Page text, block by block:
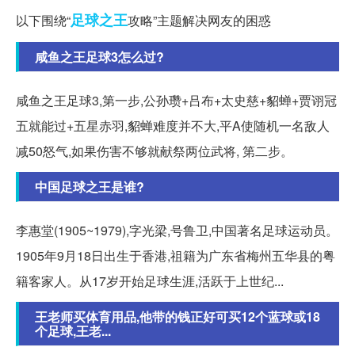
以下围绕“足球之王攻略”主题解决网友的困惑
咸鱼之王足球3怎么过?
咸鱼之王足球3,第一步,公孙瓒+吕布+太史慈+貂蝉+贾诩冠
五就能过+五星赤羽,貂蝉难度并不大,平A使随机一名敌人
减50怒气,如果伤害不够就献祭两位武将, 第二步。
中国足球之王是谁?
李惠堂(1905~1979),字光梁,号鲁卫,中国著名足球运动员。
1905年9月18日出生于香港,祖籍为广东省梅州五华县的粤
籍客家人。从17岁开始足球生涯,活跃于上世纪...
王老师买体育用品,他带的钱正好可买12个蓝球或18
个足球,王老...